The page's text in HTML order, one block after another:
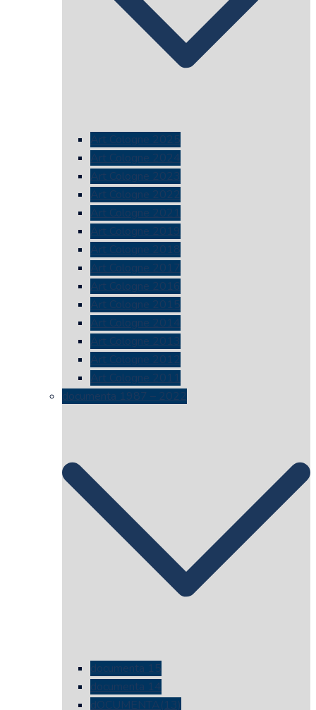
Art Cologne 2025
Art Cologne 2024
Art Cologne 2023
Art Cologne 2022
Art Cologne 2021
Art Cologne 2019
Art Cologne 2018
Art Cologne 2017
Art Cologne 2016
Art Cologne 2015
Art Cologne 2014
Art Cologne 2013
Art Cologne 2012
Art Cologne 2011
documenta 1987 – 2022
documenta 15
documenta 14
dOCUMENTA(13)